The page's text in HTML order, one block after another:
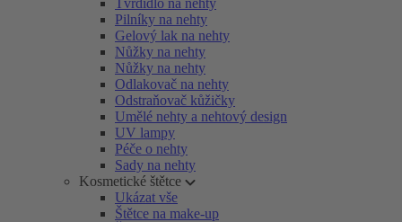
Tvrdidlo na nehty
Pilníky na nehty
Gelový lak na nehty
Nůžky na nehty
Nůžky na nehty
Odlakovač na nehty
Odstraňovač kůžičky
Umělé nehty a nehtový design
UV lampy
Péče o nehty
Sady na nehty
Kosmetické štětce
Ukázat vše
Štětce na make-up